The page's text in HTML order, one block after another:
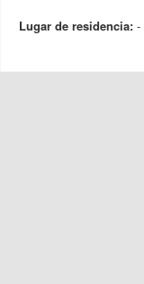
Lugar de residencia: -